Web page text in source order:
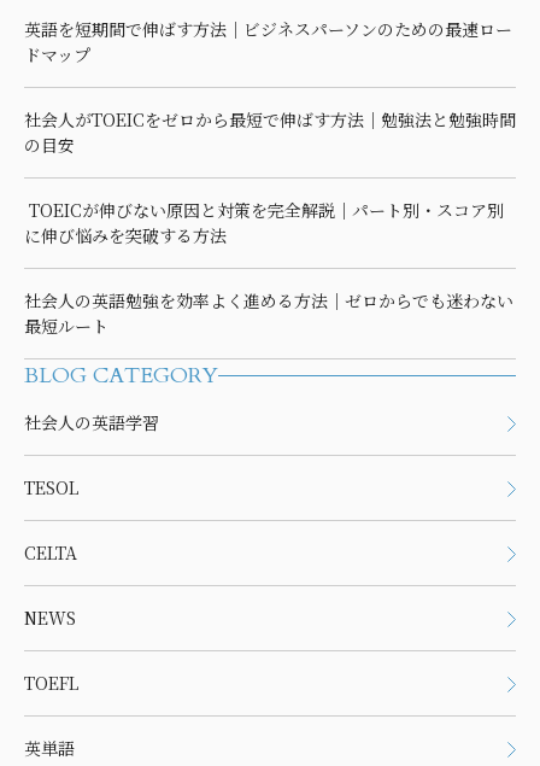
英語を短期間で伸ばす方法｜ビジネスパーソンのための最速ロー
ドマップ
社会人がTOEICをゼロから最短で伸ばす方法｜勉強法と勉強時間
の目安
TOEICが伸びない原因と対策を完全解説｜パート別・スコア別
に伸び悩みを突破する方法
社会人の英語勉強を効率よく進める方法｜ゼロからでも迷わない
最短ルート
BLOG CATEGORY
社会人の英語学習
TESOL
CELTA
NEWS
TOEFL
英単語